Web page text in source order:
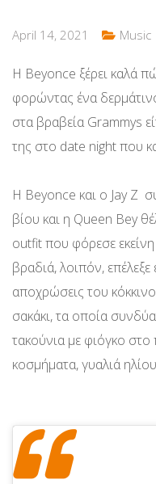
April 14, 2021 Music
H Beyonce ξέρει καλά
φορώντας ένα
στα βραβεία Grammys
της στο date night που
Η Beyonce και ο Jay Z
βίου και η Queen Bey
outfit που φόρεσε
βραδιά, λοιπόν,
αποχρώσεις του
σακάκι, τα οποία
τακούνια με φιόγκο
κοσμήματα, γυαλιά